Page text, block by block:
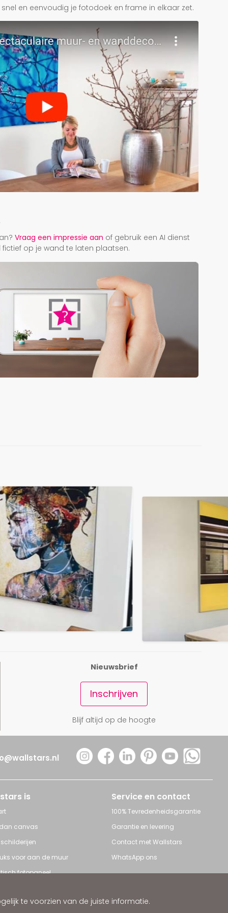
te voorzien van de juiste informatie.
en eenvoudig je fotodoek en frame in elkaar zet.
Vraag een impressie aan of gebruik een AI dienst
op je wand te laten plaatsen.
Nieuwsbrief
Inschrijven
Blijf altijd op de hoogte
is
canvas
voor aan de muur
fotopaneel
Service en contact
100% Tevredenheidsgarantie
Garantie en levering
Contact met Wallstars
WhatsApp ons